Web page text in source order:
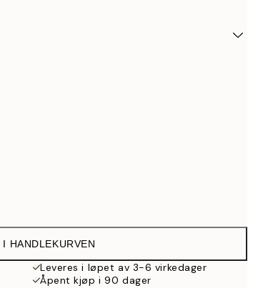
I HANDLEKURVEN
Leveres i løpet av 3-6 virkedager
Åpent kjøp i 90 dager